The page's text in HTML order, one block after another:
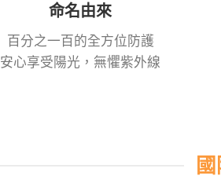
命名由來
百分之一百的全方位防護
安心享受陽光，無懼紫外線